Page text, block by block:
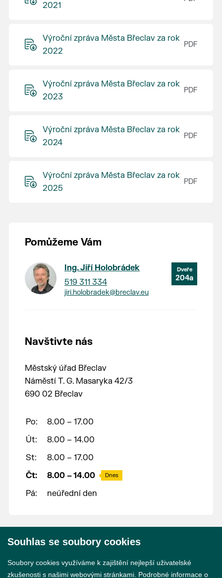
2021
Výroční zpráva Města Břeclav za rok
2022
Výroční zpráva Města Břeclav za rok
2023
Výroční zpráva Města Břeclav za rok
2024
Výroční zpráva Města Břeclav za rok
2025
Pomůžeme Vám
204a
Ing. Jiří Holobrádek
519 311 334
jiri.holobradek@breclav.eu
Navštivte nás
Městský úřad Břeclav
Náměstí T. G. Masaryka 42/3
690 02 Břeclav
Po:
8.00 – 17.00
Út:
8.00 – 14.00
St:
8.00 – 17.00
Čt:
8.00 – 14.00 Dnes
Pá: neúřední den
Souhlas se soubory cookies
Soubory cookies využíváme k zajištění nejlepší uživatelské
zkušenosti s našimi webovými stránkami. Podrobné informace o